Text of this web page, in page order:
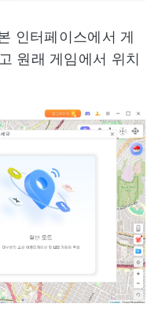
인터페이스에서 게
원래 게임에서 위치